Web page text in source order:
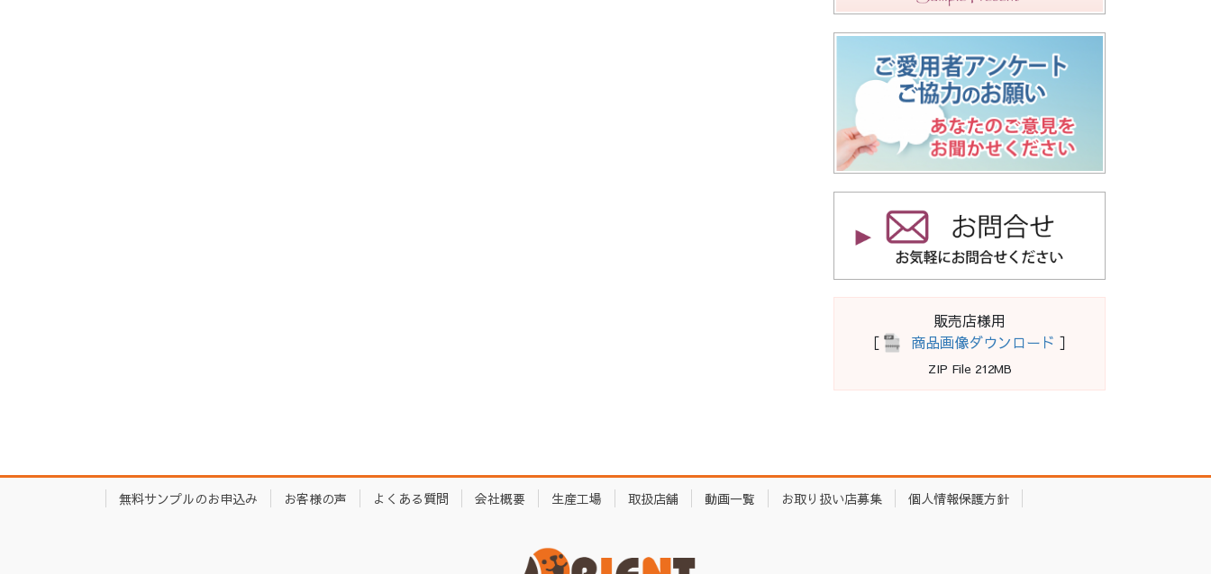
販売店様用
［
商品画像ダウンロード ］
ZIP File 212MB
無料サンプルのお申込み お客様の声 よくある質問 会社概要 生産工場 取扱店舗 動画一覧 お取り扱い店募集 個人情報保護方針